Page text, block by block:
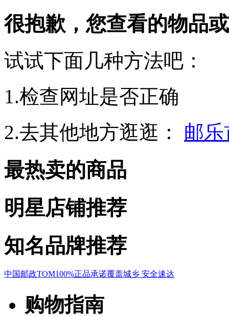
很抱歉，您查看的物品
试试下面几种方法吧：
1.检查网址是否正确
2.去其他地方逛逛：
邮
最热卖的商品
明星店铺推荐
知名品牌推荐
中国邮政TOM100%正品承诺覆盖城乡 安全速达
购物指南